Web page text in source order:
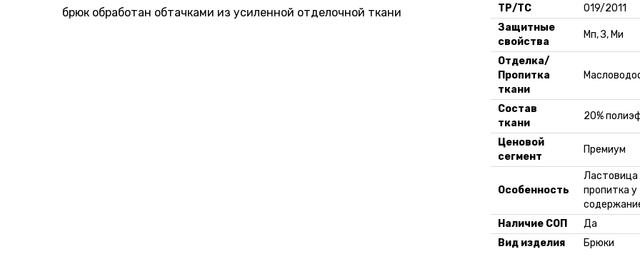
брюк обработан обтачками из усиленной отделочной ткани
ТР/ТС
019/2011
Защитные
свойства
Мп, З, Ми
Отделка/
Пропитка
ткани
Состав
ткани
20%
Ценовой
сегмент
Премиум
Особенность
пропитка
Наличие СОП
Да
Вид изделия
Брюки